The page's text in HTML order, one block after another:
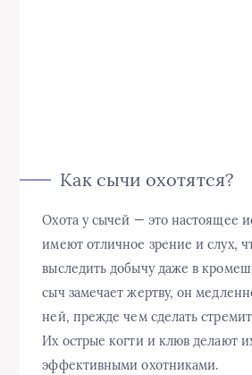
Как сычи охотятся?
Охота у сычей — это настоящее
имеют отличное зрение и слух,
выследить добычу даже в
сыч замечает жертву, он
ней, прежде чем сделать
Их острые когти и клюв делают
эффективными охотниками.